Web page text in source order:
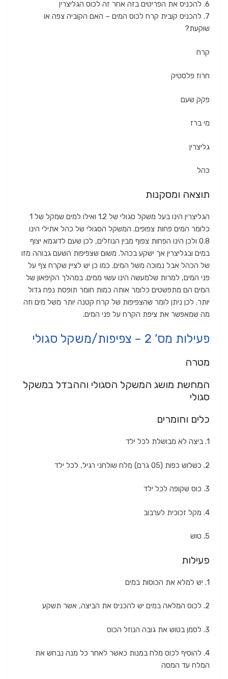
6. להכניס את הפריטים בזה אחר זה לכוס הגליצרין
7. להכניס קובית קרח לכוס המים – האם הקוביה צפה או
שוקעת?
קרח
חרוז פלסטיק
פקק שעם
מי ברז
גליצרין
כהל
תוצאה ומסקנות
הגליצרין הינו בעל משקל סגולי של 1.2 ואילו למים שמקל של 1
כלומר המים פחות צפופים. המשקל הסגולי של כהל אתילי הינו
0.8 ולכן הינו הפחות צפוף מבין הנוזלים, לכן שעם לדוגמא יצוף
במים ובגליצרין אך ישקע בכהל. משום שצפיפות השעם גבוהה מזו
של הכהל אבל נמוכה משל המים. כמו כן יש לציין שקרח צף על
פני המים, למרות שלמעשה הינו עשוי ממים. במהלך הקיפאון של
המים הם מתפשטים כלומר אותה כמות חומר תופסת נפח גדול
יותר. לכן ניתן לומר שהצפיפות של קרח קטנה יותר משל מים וזה
מה שמאפשר את ציפת הקרח על פני המים.
פעילות מס’ 2 – צפיפות/משקל סגולי
מטרה
המחשת מושג המשקל הסגולי וההבדל במשקל
סגולי
כלים וחומרים
1. ביצה לא מבושלת לכל ילד
2. כשלוש כפות (05 גרם) מלח שולחני רגיל, לכל ילד
3. כוס שקופה לכל ילד
4. מקל זכוכית לערבוב
5. טוש
פעילות
1. יש למלא את הכוסות במים
2. לכוס המלאה במים יש להכניס את הביצה, אשר תשקע
3. לסמן בטוש את גובה הנוזל הכוס
4. להוסיף לכוס מלח במנות כאשר לאחר כל מנה נבחש את
המלח עד המסה